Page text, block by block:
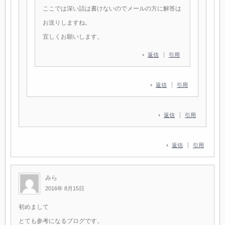
返信 引用
返信 引用
返信 引用
返信 引用
ここでは深い話は書けないのでメールの方に解答は
お送りしますね。
宜しくお願いします。
みら
2016年 8月15日
初めまして
とても参考になるブログです。